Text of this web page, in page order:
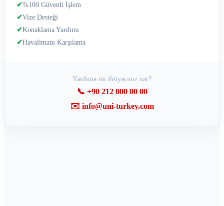
✔%100 Güvenli İşlem
✔Vize Desteği
✔Konaklama Yardımı
✔Havalimanı Karşılama
Yardıma mı ihtiyacınız var?
📞 +90 212 000 00 00
✉️ info@uni-turkey.com